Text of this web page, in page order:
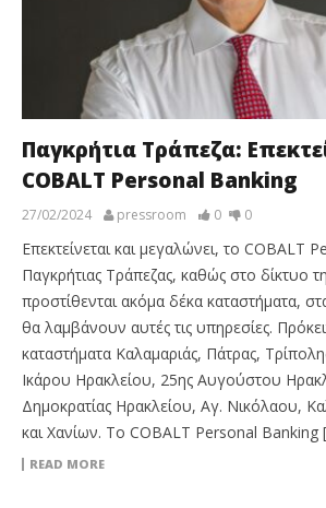
Παγκρήτια Τράπεζα:
COBALT Personal Banking
27/02/2024 pressroom 0 0
Επεκτείνεται και μεγαλώνει, το COBALT
Παγκρήτιας Τράπεζας, καθώς στο δίκτυο
προστίθενται ακόμα δέκα καταστήματα,
θα λαμβάνουν αυτές τις υπηρεσίες.
καταστήματα Καλαμαριάς, Πάτρας,
Ικάρου Ηρακλείου, 25ης Αυγούστου
Δημοκρατίας Ηρακλείου, Αγ. Νικόλαου,
και Χανίων. Το COBALT Personal Banking
READ MORE